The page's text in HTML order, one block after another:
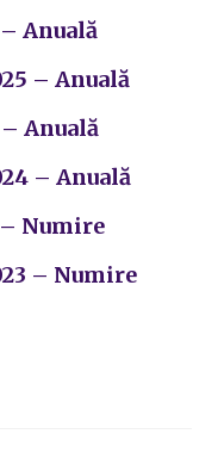
Anuală
– Anuală
Anuală
– Anuală
– Numire
– Numire